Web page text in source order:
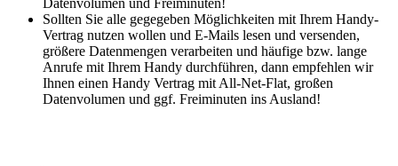
Sollten Sie alle gegegeben Möglichkeiten mit Ihrem Handy-
Vertrag nutzen wollen und E-Mails lesen und versenden,
größere Datenmengen verarbeiten und häufige bzw. lange
Anrufe mit Ihrem Handy durchführen, dann empfehlen wir
Ihnen einen Handy Vertrag mit All-Net-Flat, großen
Datenvolumen und ggf. Freiminuten ins Ausland!